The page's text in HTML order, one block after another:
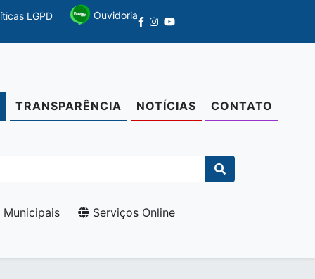
LGPD Ouvidoria
TRANSPARÊNCIA NOTÍCIAS CONTATO
Municipais
Serviços Online